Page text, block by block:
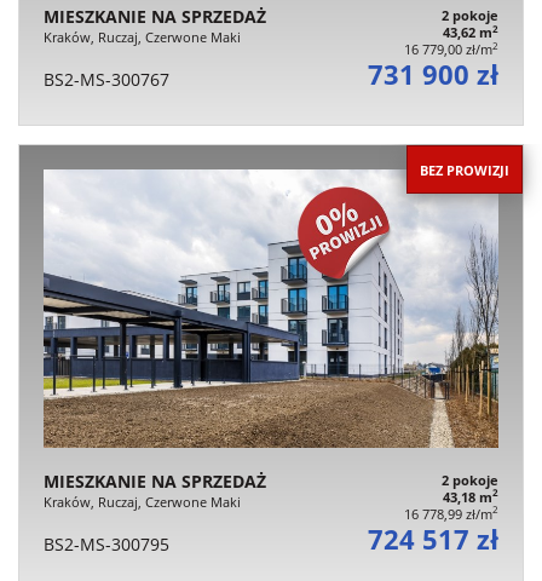
MIESZKANIE NA SPRZEDAŻ
Kraków, Ruczaj, Czerwone Maki
2 pokoje
43,62 m2
16 779,00 zł/m2
BS2-MS-300767 731 900 zł
BEZ PROWIZJI
MIESZKANIE NA SPRZEDAŻ
Kraków, Ruczaj, Czerwone Maki
2 pokoje
43,18 m2
16 778,99 zł/m2
BS2-MS-300795 724 517 zł